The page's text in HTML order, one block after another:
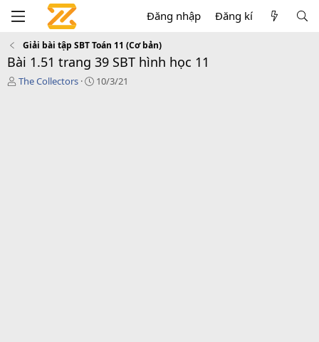
Đăng nhập Đăng kí
Giải bài tập SBT Toán 11 (Cơ bản)
Bài 1.51 trang 39 SBT hình học 11
T
The Collectors
C10/3/21